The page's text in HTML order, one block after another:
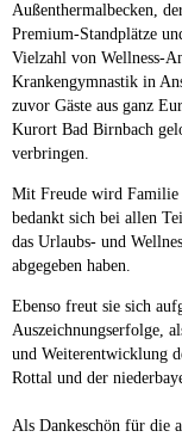
Außenthermalbecken,
Premium-Standplätze
Vielzahl von Wellness-
Krankengymnastik in
zuvor Gäste aus ganz
Kurort Bad Birnbach
verbringen.
Mit Freude wird Familie
bedankt sich bei allen
das Urlaubs- und
abgegeben haben.
Ebenso freut sie sich
Auszeichnungserfolge,
und Weiterentwicklung
Rottal und der
Als Dankeschön für die